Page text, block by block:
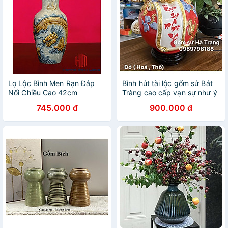
Lọ Lộc Bình Men Rạn Đắp
Nổi Chiều Cao 42cm
745.000 đ
Bình hút tài lộc gốm sứ Bát
Tràng cao cấp vạn sự như ý
900.000 đ